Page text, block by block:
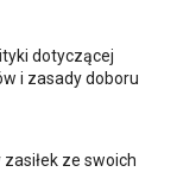
dotyczącej
i zasady doboru
ze swoich